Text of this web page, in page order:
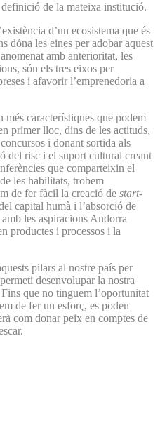
de la mateixa institució.
d’un ecosistema que és
dóna les eines per adobar aquest
amb anterioritat, les
són els tres eixos per
i afavorir l’emprenedoria a
característiques que podem
primer lloc, dins de les actituds,
i donant sortida als
del risc i el suport cultural creant
que comparteixin el
les habilitats, trobem
de fer fàcil la creació de start-
capital humà i l’absorció de
les aspiracions Andorra
productes i processos i la
pilars al nostre país per
desenvolupar la nostra
que no tinguem l’oportunitat
de fer un esforç, es poden
com donar peix en comptes de